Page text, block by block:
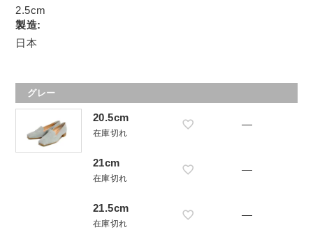
2.5cm
製造:
日本
グレー
20.5cm
在庫切れ
—
21cm
在庫切れ
—
21.5cm
在庫切れ
—